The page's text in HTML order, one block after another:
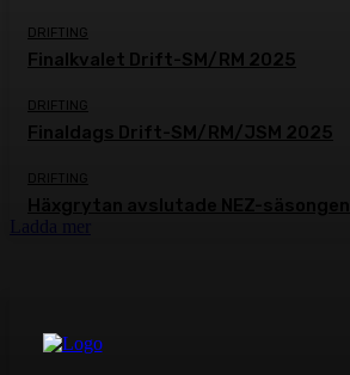
DRIFTING
Finalkvalet Drift-SM/RM 2025
DRIFTING
Finaldags Drift-SM/RM/JSM 2025
DRIFTING
Häxgrytan avslutade NEZ-säsongen